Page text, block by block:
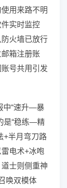
用来路不明
实时监控
防火墙已放行
箱注册账
号共用引发
中“速升—暴
是“稳练—精
+半月弯刀路
电术+冰咆
士则侧重神
唤双模体